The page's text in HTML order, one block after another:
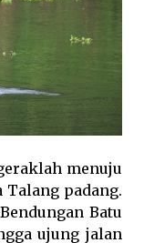
menuju
padang.
Batu
ujung jalan